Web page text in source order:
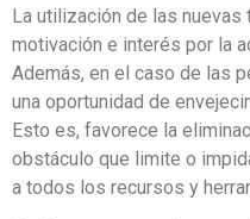
La utilización de las
motivación e interés por la
Además, en el caso de las
una oportunidad de
Esto es, favorece la
obstáculo que limite o
a todos los recursos y